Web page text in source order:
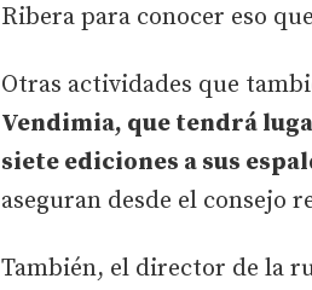
Ribera para conocer eso
Otras actividades que
Vendimia, que tendrá
siete ediciones a sus
aseguran desde el consejo
También, el director de la